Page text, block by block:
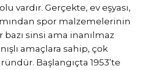
vardır. Gerçekte, ev eşyası,
spor malzemelerinin
bazı sinsi ama inanılmaz
amaçlara sahip, çok
Başlangıçta 1953’te